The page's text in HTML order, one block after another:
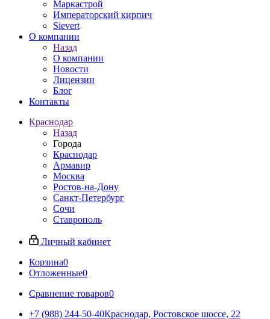
Маркастрой
Императорский кирпич
Sievert
О компании
Назад
О компании
Новости
Лицензии
Блог
Контакты
Краснодар
Назад
Города
Краснодар
Армавир
Москва
Ростов-на-Дону
Санкт-Петербург
Сочи
Ставрополь
Личный кабинет
Корзина0
Отложенные0
Сравнение товаров0
+7 (988) 244-50-40Краснодар, Ростовское шоссе, 22